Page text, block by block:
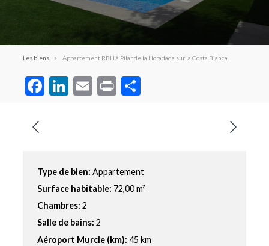
Les biens Appartement RBH à Pilar de la Horadada sur la Costa Blanca
Facebook
LinkedIn
Email
Print
Type de bien: Appartement
Surface habitable: 72,00 m²
Chambres: 2
Salle de bains: 2
Aéroport Murcie (km): 45 km